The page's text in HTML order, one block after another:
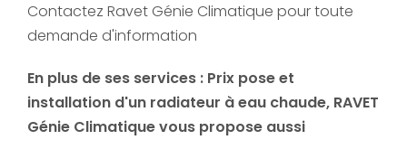
Contactez Ravet Génie Climatique pour toute
demande d'information
En plus de ses services : Prix pose et
installation d'un radiateur à eau chaude, RAVET
Génie Climatique vous propose aussi